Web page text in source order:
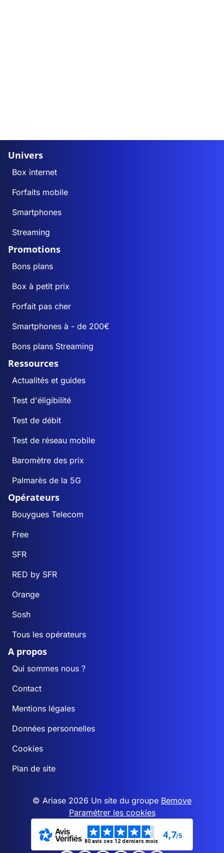
Univers
Box internet
Forfaits mobile
Smartphones
Streaming
Promotions
Bons plans
Box à petit prix
Forfait pas cher
Smartphones à - de 200€
Bons plans Streaming
Ressources
Actualités et guides
Test d'éligibilité
Test de débit
Test de réseau mobile
Baromètre des prix
Palmarès de la 5G
Opérateurs
Bouygues Telecom
Free
SFR
RED by SFR
Orange
Sosh
Tous les opérateurs
A propos
Qui sommes nous ?
Contact
Mentions légales
Données personnelles
Cookies
Plan de site
© Ariase 2026 Un site du groupe Bemove
Paramétrer les cookies
80 avis ces 12 derniers mois
4,7/5